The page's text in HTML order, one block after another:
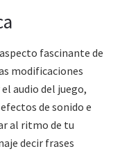
fascinante de
modificaciones
audio del juego,
de sonido e
al ritmo de tu
decir frases